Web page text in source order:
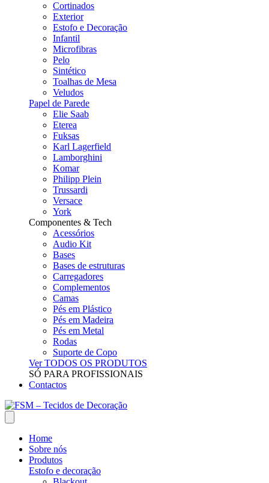
Cortinados
Exterior
Estofo e Decoração
Infantil
Microfibras
Pelo
Sintético
Toalhas de Mesa
Veludos
Papel de Parede
Elie Saab
Eterea
Fuksas
Karl Lagerfield
Lamborghini
Komar
Philipp Plein
Trussardi
Versace
York
Componentes & Tech
Acessórios
Audio Kit
Bases
Bases de estruturas
Carregadores
Complementos
Camas
Pés em Plástico
Pés em Madeira
Pés em Metal
Rodas
Suporte de Copo
Ver TODOS OS PRODUTOS
SÓ PARA PROFISSIONAIS
Contactos
Home
Sobre nós
Produtos
Estofo e decoração